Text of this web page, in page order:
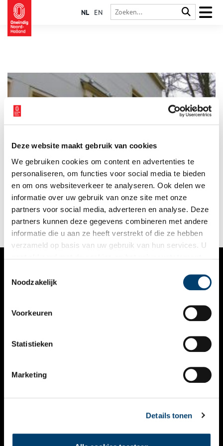
Deze website maakt gebruik van cookies
We gebruiken cookies om content en advertenties te
personaliseren, om functies voor social media te bieden
en om ons websiteverkeer te analyseren. Ook delen we
informatie over uw gebruik van onze site met onze
partners voor social media, adverteren en analyse. Deze
partners kunnen deze gegevens combineren met andere
informatie die u aan ze heeft verstrekt of die ze hebben
verzameld op basis van uw gebruik van hun services. U
Noodzakelijk
Voorkeuren
Statistieken
Marketing
Details tonen
NL EN
In de prachtige Vechtstreek zijn veel mooie buitenplaatsen te
vinden. Kees Beelaerts van Blokland woont samen met zijn
gezin op zo’n buitenplaats. Zijn Vreedenhorst is gelegen bij het
dorp Vreeland, 700 meter de provincie Utrecht in. Het wonen
op een buitenplaats is toch wel heel erg anders dan in een
gewoon huis. Het neemt veel verantwoordelijkheid met zich
mee. Verantwoordelijkheid richting de toekomst, maar vooral
richting het verleden.
VERHALEN
KALENDER
THEMA’S
VIDEO’S
CONTACT